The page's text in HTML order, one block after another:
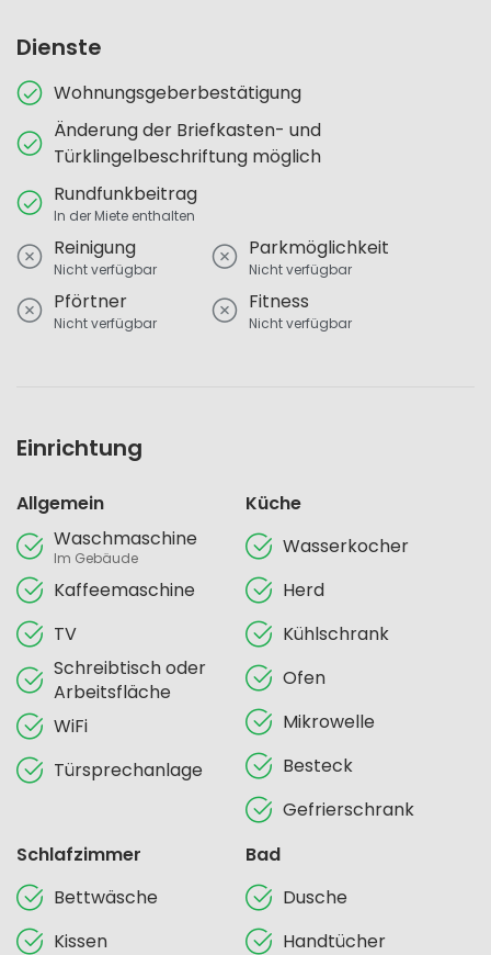
Dienste
Wohnungsgeberbestätigung
Änderung der Briefkasten- und
Türklingelbeschriftung möglich
Rundfunkbeitrag
In der Miete enthalten
Reinigung
Nicht verfügbar
Parkmöglichkeit
Nicht verfügbar
Pförtner
Nicht verfügbar
Fitness
Nicht verfügbar
Einrichtung
Allgemein
Waschmaschine
Im Gebäude
Kaffeemaschine
TV
Schreibtisch oder
Arbeitsfläche
WiFi
Türsprechanlage
Küche
Wasserkocher
Herd
Kühlschrank
Ofen
Mikrowelle
Besteck
Gefrierschrank
Schlafzimmer
Bettwäsche
Kissen
Bad
Dusche
Handtücher